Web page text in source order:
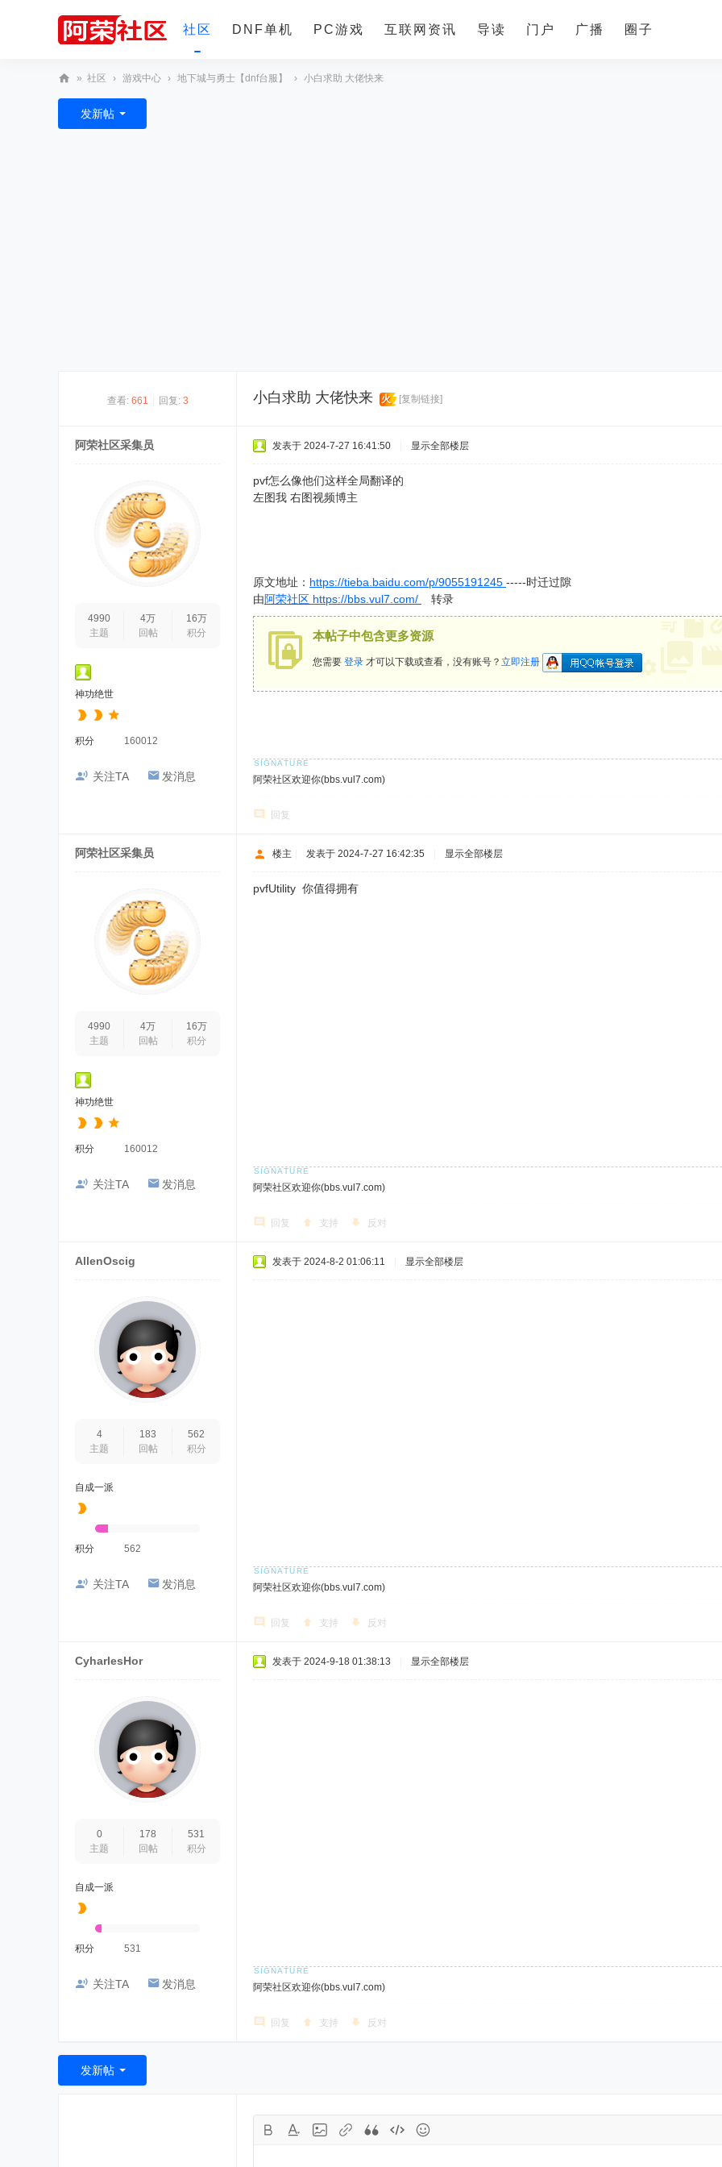
社区 DNF单机 PC游戏 互联网资讯 导读 门户 广播 圈子
阿
荣
» 社区 › 游戏中心 › 地下城与勇士【dnf台服】 › 小白求助 大佬快来
发新帖
查看: 661 回复: 3 小白求助 大佬快来 火 [复制链接]
阿荣社区采集员
4990
主题
4万
回帖
16万
积分
神功绝世
积分 160012
关注TA 发消息
发表于 2024-7-27 16:41:50 显示全部楼层
pvf怎么像他们这样全局翻译的
左图我 右图视频博主
原文地址： https://tieba.baidu.com/p/9055191245 -----时迁过隙
由阿荣社区 https://bbs.vul7.com/ 转录
本帖子中包含更多资源
您需要 登录 才可以下载或查看，没有账号？ 立即注册
阿荣社区欢迎你(bbs.vul7.com)
回复
阿荣社区采集员
4990
主题
4万
回帖
16万
积分
神功绝世
积分 160012
关注TA 发消息
楼主 发表于 2024-7-27 16:42:35 显示全部楼层
pvfUtility 你值得拥有
阿荣社区欢迎你(bbs.vul7.com)
回复 支持 反对
AllenOscig
4
主题
183
回帖
562
积分
自成一派
积分 562
关注TA 发消息
发表于 2024-8-2 01:06:11 显示全部楼层
阿荣社区欢迎你(bbs.vul7.com)
回复 支持 反对
CyharlesHor
0
主题
178
回帖
531
积分
自成一派
积分 531
关注TA 发消息
发表于 2024-9-18 01:38:13 显示全部楼层
阿荣社区欢迎你(bbs.vul7.com)
回复 支持 反对
发新帖